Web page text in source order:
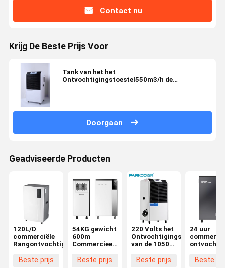
Contact nu
Krijg De Beste Prijs Voor
Tank van het het
Ontvochtigingstoestel550m3/h de
Doorgaan
Geadviseerde Producten
120L/D
commerciële
Rangontvochtigingstoestel
Beste prijs
54KG gewicht
600m
Commercieel
Ontvochtigingstoestel
Beste prijs
220 Volts het
Ontvochtigingstoestel
van de 1050
Commerciële
Beste prijs
24 uur
dekking
Beste